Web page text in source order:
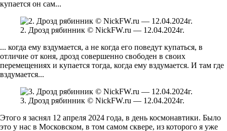
купается он сам...
2. Дрозд рябинник © NickFW.ru — 12.04.2024г.
... когда ему вздумается, а не когда его поведут купаться, в
отличие от коня, дрозд совершенно свободен в своих
перемещениях и купается тогда, когда ему вздумается. И там где
вздумается...
3. Дрозд рябинник © NickFW.ru — 12.04.2024г.
Этого я заснял 12 апреля 2024 года, в день космонавтики. Было
это у нас в Московском, в том самом сквере, из которого я уже